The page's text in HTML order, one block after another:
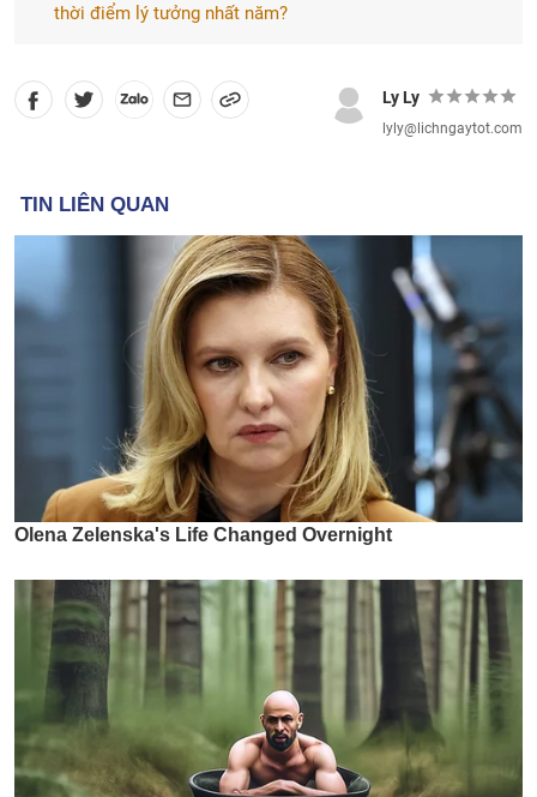
thời điểm lý tưởng nhất năm?
Ly Ly
lyly@lichngaytot.com